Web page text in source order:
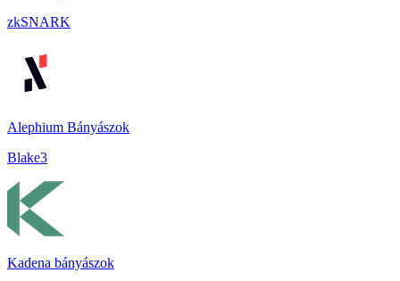
zkSNARK
Alephium Bányászok
Blake3
Kadena bányászok